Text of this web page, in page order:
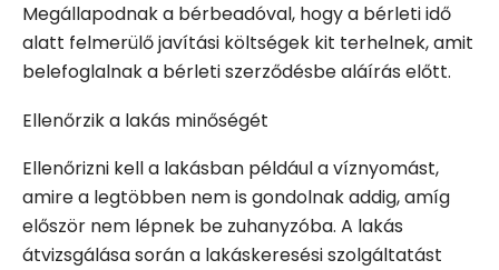
Megállapodnak a bérbeadóval, hogy a bérleti idő
alatt felmerülő javítási költségek kit terhelnek, amit
belefoglalnak a bérleti szerződésbe aláírás előtt.
Ellenőrzik a lakás minőségét
Ellenőrizni kell a lakásban például a víznyomást,
amire a legtöbben nem is gondolnak addig, amíg
először nem lépnek be zuhanyzóba. A lakás
átvizsgálása során a lakáskeresési szolgáltatást